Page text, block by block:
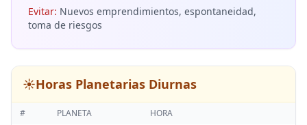
Evitar: Nuevos emprendimientos, espontaneidad,
toma de riesgos
☀️Horas Planetarias Diurnas
# PLANETA HORA